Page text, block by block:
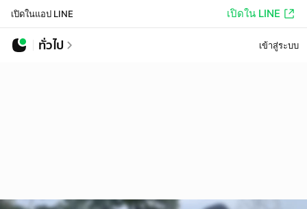
เปิดในแอป LINE เปิดใน LINE
ทั่วไป เข้าสู่ระบบ